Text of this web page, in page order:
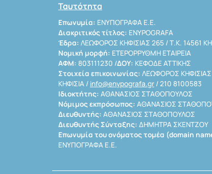
Ταυτότητα
Επωνυμία: ΕΝΥΠΟΓΡΑΦΑ Ε.Ε.
Διακριτικός τίτλος: ENYPOGRAFA
Έδρα: ΛΕΩΦΟΡΟΣ ΚΗΦΙΣΙΑΣ 265 / Τ.Κ. 14561
Νομική μορφή: ΕΤΕΡΟΡΡΥΘΜΗ ΕΤΑΙΡΕΙΑ
ΑΦΜ: 803111230 /ΔΟΥ: ΚΕΦΟΔΕ ΑΤΤΙΚΗΣ
Στοιχεία επικοινωνίας: ΛΕΩΦΟΡΟΣ
ΚΗΦΙΣΙΑ / info@enypografa.gr / 210 8100583
Ιδιοκτήτης: ΑΘΑΝΑΣΙΟΣ ΣΤΑΘΟΠΟΥΛΟΣ
Νόμιμος εκπρόσωπος: ΑΘΑΝΑΣΙΟΣ
Διευθυντής: ΑΘΑΝΑΣΙΟΣ ΣΤΑΘΟΠΟΥΛΟΣ
Διευθυντής Σύνταξης: ΔΗΜΗΤΡΑ ΣΚΕΝΤΖΟΥ
Επωνυμία του ονόματος τομέα (domain
ΕΝΥΠΟΓΡΑΦΑ Ε.Ε.